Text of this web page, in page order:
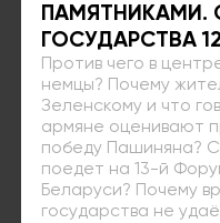
ГОСУДАРСТВА
Против чего в
немцы? Почему
Зеленскому и что
армяне оценивают
победу Пашиняна?
поедет на 13-й
Беларуси? Почему
государства не